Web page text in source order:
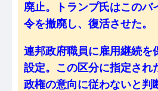
廃止。トランプ氏はこのバ
令を撤廃し、復活させた。
連邦政府職員に雇用継続を
設定。この区分に指定され
政権の意向に従わないと判